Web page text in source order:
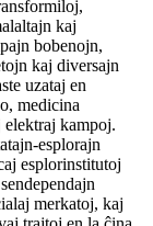
kaj
bobenojn,
kaj diversajn
uzataj en
medicina
kampoj.
esplorajn
esplorinstitutoj
merkatoj, kaj